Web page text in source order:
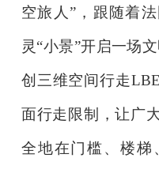
空旅人”，跟随着
灵“小景”开启一场
创三维空间行走
面行走限制，让广
全地在门槛、楼梯